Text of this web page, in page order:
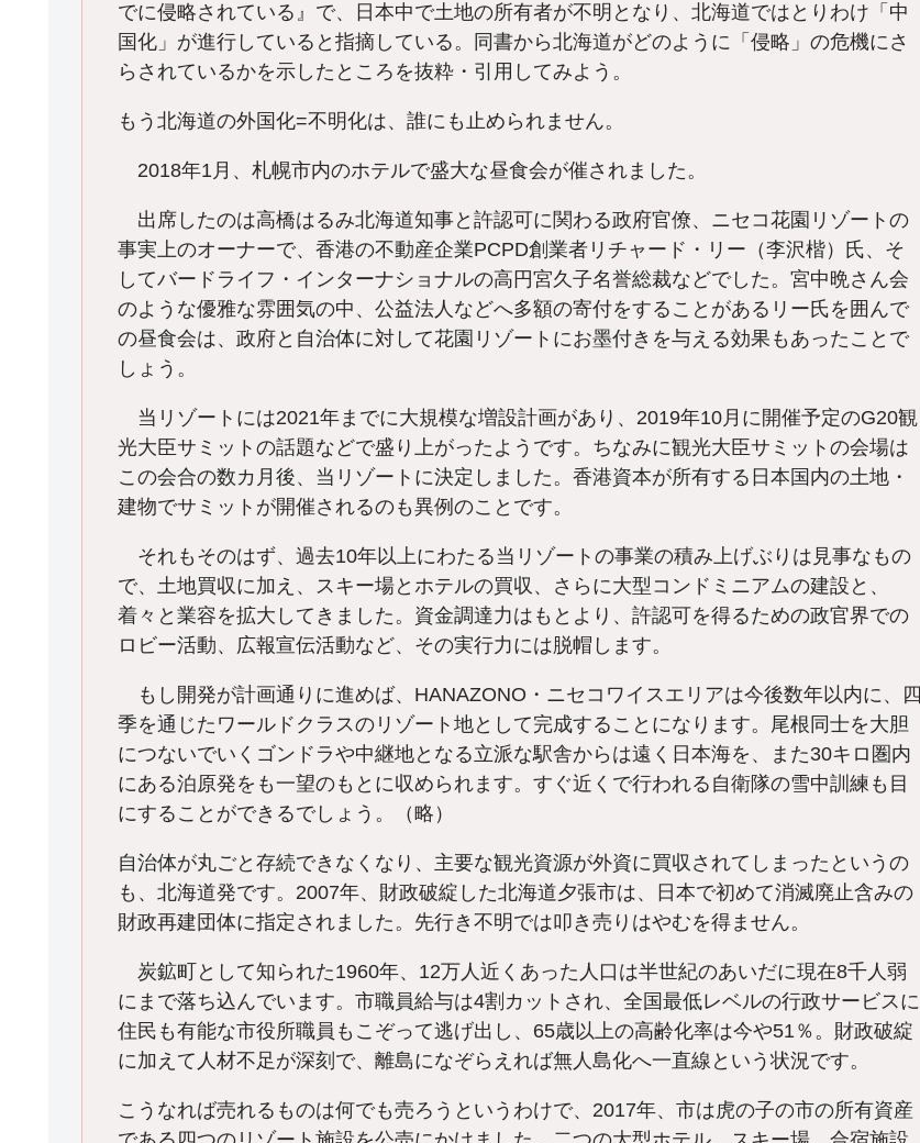
でに侵略されている』で、日本中で土地の所有者が不明となり、北海道ではとりわけ「中
国化」が進行していると指摘している。同書から北海道がどのように「侵略」の危機にさ
らされているかを示したところを抜粋・引用してみよう。
もう北海道の外国化=不明化は、誰にも止められません。
2018年1月、札幌市内のホテルで盛大な昼食会が催されました。
出席したのは高橋はるみ北海道知事と許認可に関わる政府官僚、ニセコ花園リゾートの
事実上のオーナーで、香港の不動産企業PCPD創業者リチャード・リー（李沢楷）氏、そ
してバードライフ・インターナショナルの高円宮久子名誉総裁などでした。宮中晩さん会
のような優雅な雰囲気の中、公益法人などへ多額の寄付をすることがあるリー氏を囲んで
の昼食会は、政府と自治体に対して花園リゾートにお墨付きを与える効果もあったことで
しょう。
当リゾートには2021年までに大規模な増設計画があり、2019年10月に開催予定のG20観
光大臣サミットの話題などで盛り上がったようです。ちなみに観光大臣サミットの会場は
この会合の数カ月後、当リゾートに決定しました。香港資本が所有する日本国内の土地・
建物でサミットが開催されるのも異例のことです。
それもそのはず、過去10年以上にわたる当リゾートの事業の積み上げぶりは見事なもの
で、土地買収に加え、スキー場とホテルの買収、さらに大型コンドミニアムの建設と、
着々と業容を拡大してきました。資金調達力はもとより、許認可を得るための政官界での
ロビー活動、広報宣伝活動など、その実行力には脱帽します。
もし開発が計画通りに進めば、HANAZONO・ニセコワイスエリアは今後数年以内に、四
季を通じたワールドクラスのリゾート地として完成することになります。尾根同士を大胆
につないでいくゴンドラや中継地となる立派な駅舎からは遠く日本海を、また30キロ圏内
にある泊原発をも一望のもとに収められます。すぐ近くで行われる自衛隊の雪中訓練も目
にすることができるでしょう。（略）
自治体が丸ごと存続できなくなり、主要な観光資源が外資に買収されてしまったというの
も、北海道発です。2007年、財政破綻した北海道夕張市は、日本で初めて消滅廃止含みの
財政再建団体に指定されました。先行き不明では叩き売りはやむを得ません。
炭鉱町として知られた1960年、12万人近くあった人口は半世紀のあいだに現在8千人弱
にまで落ち込んでいます。市職員給与は4割カットされ、全国最低レベルの行政サービスに
住民も有能な市役所職員もこぞって逃げ出し、65歳以上の高齢化率は今や51％。財政破綻
に加えて人材不足が深刻で、離島になぞらえれば無人島化へ一直線という状況です。
こうなれば売れるものは何でも売ろうというわけで、2017年、市は虎の子の市の所有資産